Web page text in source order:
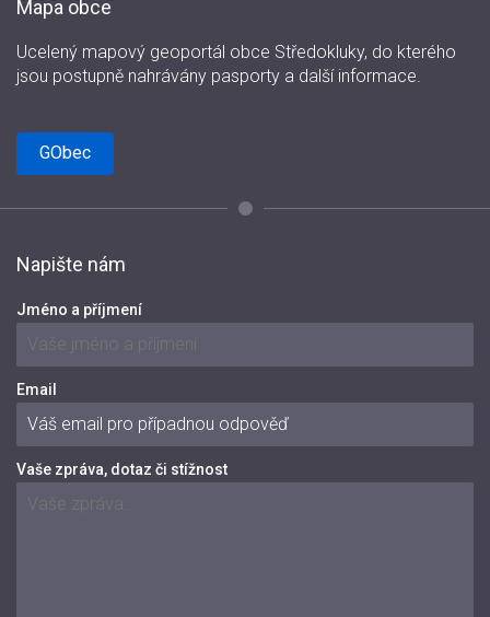
Mapa obce
Ucelený mapový geoportál obce Středokluky, do kterého
jsou postupně nahrávány pasporty a další informace.
GObec
Napište nám
Jméno a příjmení
Email
Vaše zpráva, dotaz či stížnost